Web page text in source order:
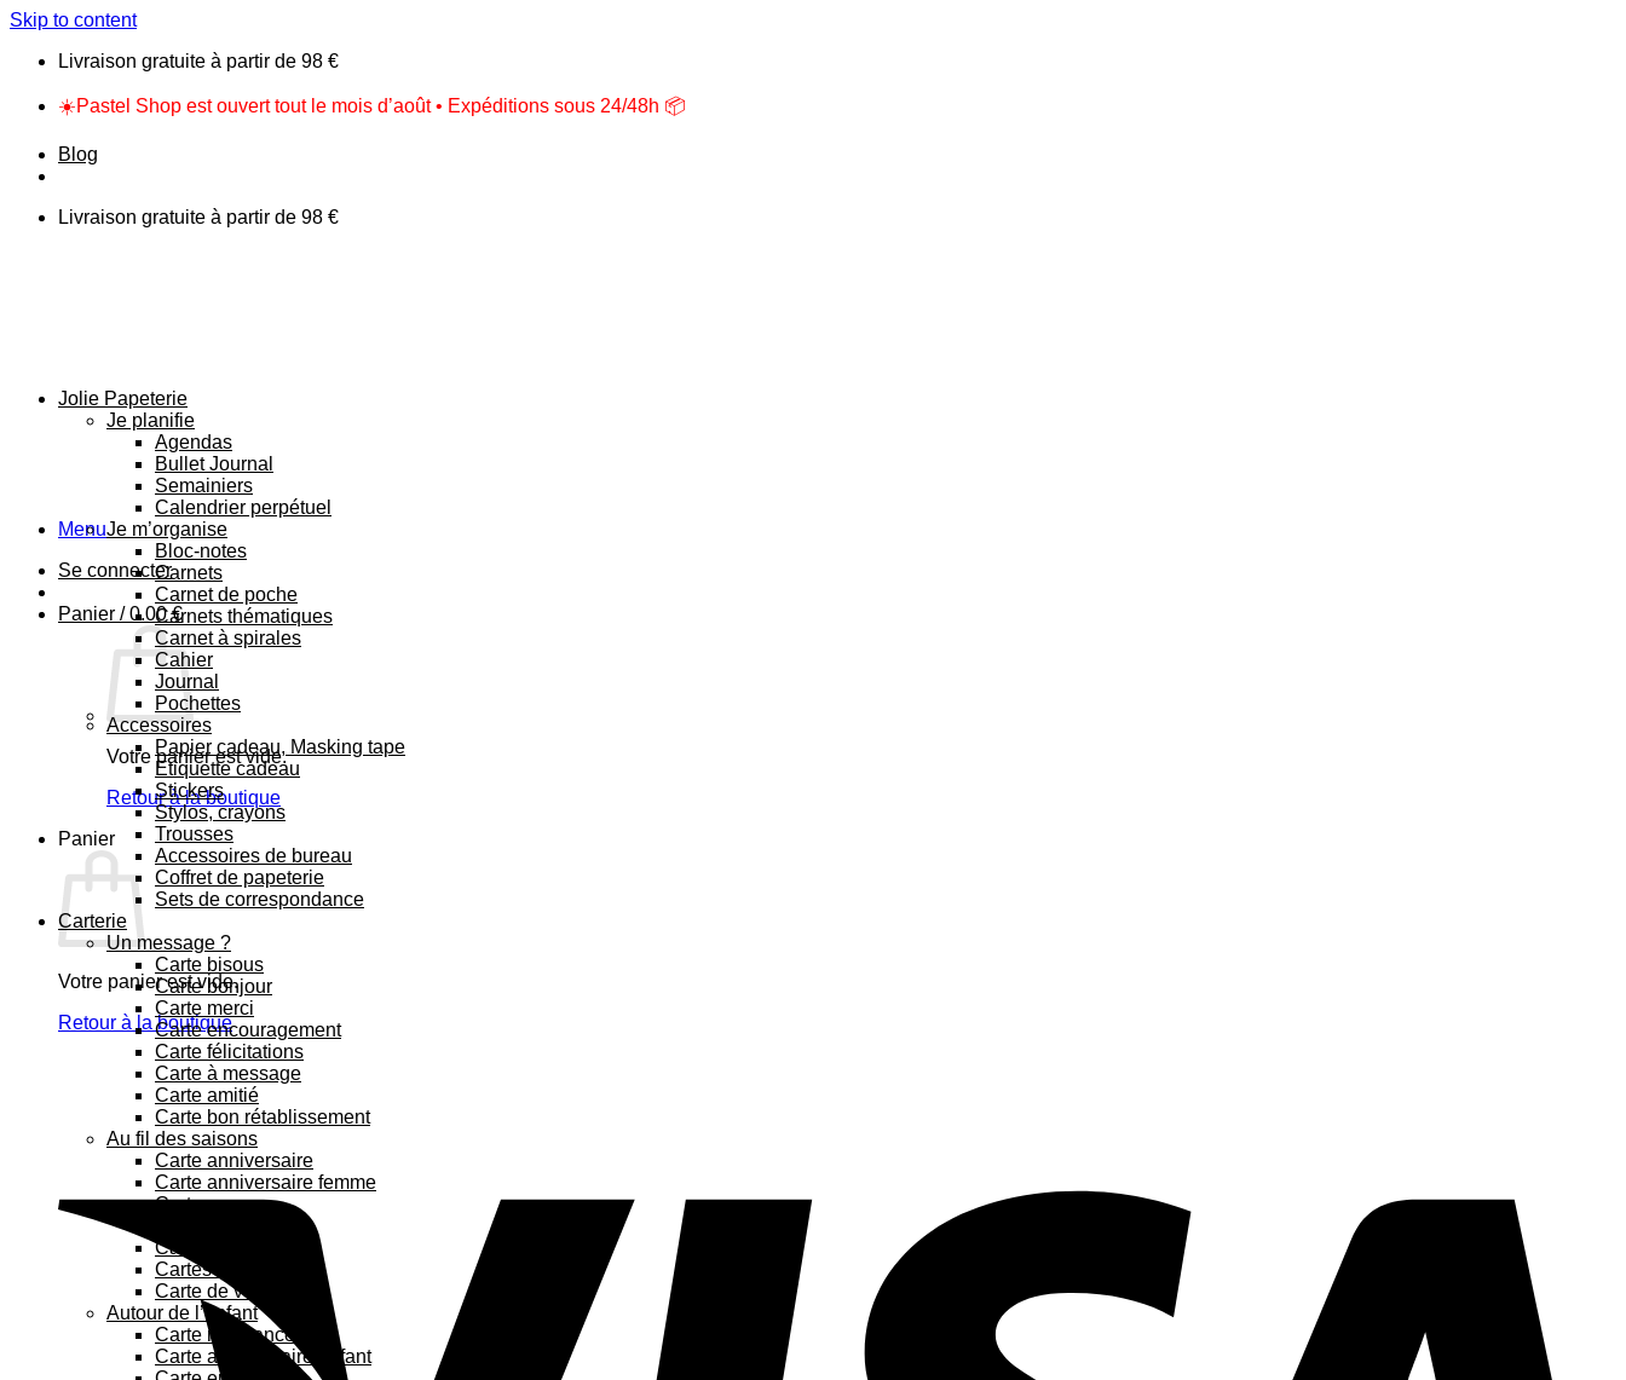
Skip to content
Livraison gratuite à partir de 98 €
☀️Pastel Shop est ouvert tout le mois d’août • Expéditions sous 24/48h 📦
Blog
Livraison gratuite à partir de 98 €
Menu
Se connecter
Panier /0.00€
Votre panier est vide.
Retour à la boutique
Panier
Votre panier est vide.
Retour à la boutique
Jolie Papeterie
Je planifie
Agendas
Bullet Journal
Semainiers
Calendrier perpétuel
Je m’organise
Bloc-notes
Carnets
Carnet de poche
Carnets thématiques
Carnet à spirales
Cahier
Journal
Pochettes
Accessoires
Papier cadeau, Masking tape
Etiquette cadeau
Stickers
Stylos, crayons
Trousses
Accessoires de bureau
Coffret de papeterie
Sets de correspondance
Carterie
Un message ?
Carte bisous
Carte bonjour
Carte merci
Carte encouragement
Carte félicitations
Carte à message
Carte amitié
Carte bon rétablissement
Au fil des saisons
Carte anniversaire
Carte anniversaire femme
Carte amour
Carte papa
Cartes de Noël
Carte de vœux
Autour de l’enfant
Carte naissance
Carte anniversaire enfant